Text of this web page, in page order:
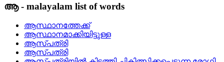
ആ- malayalam list of words
ആസ്ഥാനത്തേക്ക്
ആസ്ഥാനമാക്കിയിട്ടുള്ള
ആസ്‌പത്രി
ആസ്പത്രി